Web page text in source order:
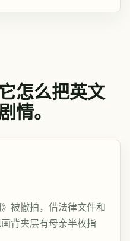
怎么把英文
情。
被撤拍，借法律文件和
背夹层有母亲半枚指